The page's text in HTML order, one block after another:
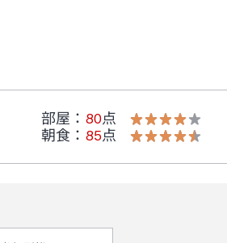
部屋 ： 80点
朝食 ： 85点